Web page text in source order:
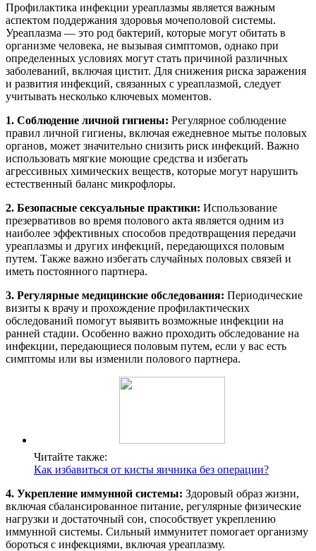
Профилактика инфекции уреаплазмы является важным
аспектом поддержания здоровья мочеполовой системы.
Уреаплазма — это род бактерий, которые могут обитать в
организме человека, не вызывая симптомов, однако при
определенных условиях могут стать причиной различных
заболеваний, включая цистит. Для снижения риска заражения
и развития инфекций, связанных с уреаплазмой, следует
учитывать несколько ключевых моментов.
1. Соблюдение личной гигиены: Регулярное соблюдение
правил личной гигиены, включая ежедневное мытье половых
органов, может значительно снизить риск инфекций. Важно
использовать мягкие моющие средства и избегать
агрессивных химических веществ, которые могут нарушить
естественный баланс микрофлоры.
2. Безопасные сексуальные практики: Использование
презервативов во время полового акта является одним из
наиболее эффективных способов предотвращения передачи
уреаплазмы и других инфекций, передающихся половым
путем. Также важно избегать случайных половых связей и
иметь постоянного партнера.
3. Регулярные медицинские обследования: Периодические
визиты к врачу и прохождение профилактических
обследований помогут выявить возможные инфекции на
ранней стадии. Особенно важно проходить обследование на
инфекции, передающиеся половым путем, если у вас есть
симптомы или вы изменили полового партнера.
Читайте также:
Как избавиться от кисты яичника без операции?
4. Укрепление иммунной системы: Здоровый образ жизни,
включая сбалансированное питание, регулярные физические
нагрузки и достаточный сон, способствует укреплению
иммунной системы. Сильный иммунитет помогает организму
бороться с инфекциями, включая уреаплазму.